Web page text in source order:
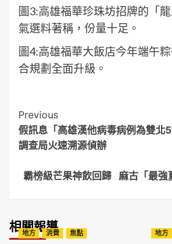
圖3:高雄福華珍珠坊招牌的「
氣選料著稱，份量十足。
圖4:高雄福華大飯店今年端午
合規劃全面升級。
Post
Navigation
Previous
假訊息「高雄漢他病毒病例為雙北
調查局火速溯源偵辦
霸榜級芒果神飲回歸 麻古「最強
相關報導
地方 消費 焦點 地方